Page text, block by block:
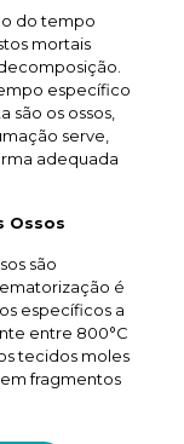
do tempo
mortais
específico
os ossos,
serve,
adequada
Ossos
são
é
específicos a
entre 800°C
tecidos moles
fragmentos